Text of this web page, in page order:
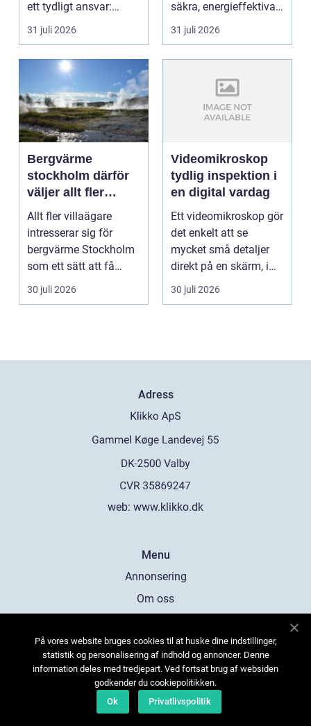
ett tydligt ansvar:
ekonomin måste v...
31 juli 2026
säkra, energieffektiva
och framtidssä...
31 juli 2026
Bergvärme
stockholm därför
väljer allt fler
denna
uppvärmning
Allt fler villaägare
intresserar sig för
bergvärme Stockholm
som ett sätt att få
lägre uppvärmningsk...
30 juli 2026
Videomikroskop
tydlig inspektion i
en digital vardag
Ett videomikroskop gör
det enkelt att se
mycket små detaljer
direkt på en skärm, i
stället för genom...
30 juli 2026
Adress
web: www.klikko.dk
Menu
Annonsering
Om oss
Kontakta oss
Sitemap
På vores website bruges cookies til at huske dine indstillinger,
statistik og personalisering af indhold og annoncer. Denne
information deles med tredjepart. Ved fortsat brug af websiden
godkender du cookiepolitikken.
Ok
Privatlivspolitik